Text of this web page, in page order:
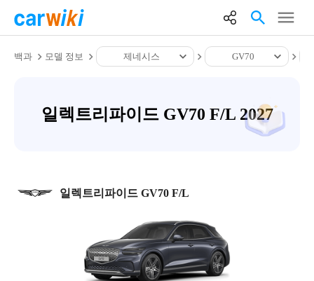
백과 모델 정보 제네시스 GV70
일렉트리파이드 GV70 F/L 2027
일렉트리파이드 GV70 F/L